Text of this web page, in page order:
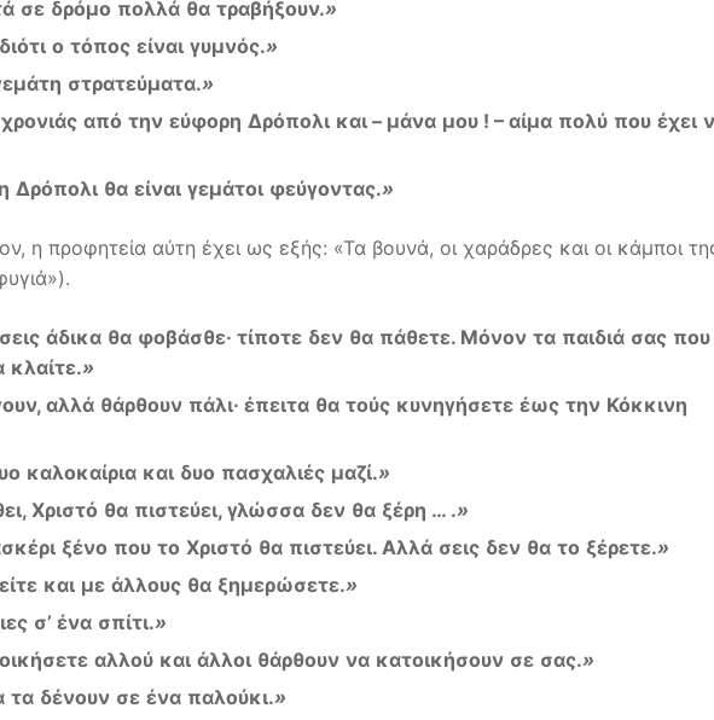
σε δρόμο πολλά θα τραβήξουν.»
διότι ο τόπος είναι γυμνός.»
στρατεύματα.»
χρονιάς από την εύφορη Δρόπολι και – μάνα μου ! – αίμα πολύ που έχει
Δρόπολι θα είναι γεμάτοι φεύγοντας.»
η προφητεία αύτη έχει ως εξής: «Τα βουνά, οι χαράδρες και οι κάμποι
σεις άδικα θα φοβάσθε· τίποτε δεν θα πάθετε. Μόνον τα παιδιά σας που
κλαίτε.»
, αλλά θάρθουν πάλι· έπειτα θα τούς κυνηγήσετε έως την Κόκκινη
καλοκαίρια και δυο πασχαλιές μαζί.»
, Χριστό θα πιστεύει, γλώσσα δεν θα ξέρη … .»
ξένο που το Χριστό θα πιστεύει. Αλλά σεις δεν θα το ξέρετε.»
και με άλλους θα ξημερώσετε.»
σ’ ένα σπίτι.»
αλλού και άλλοι θάρθουν να κατοικήσουν σε σας.»
τα δένουν σε ένα παλούκι.»